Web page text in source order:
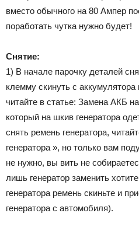
вместо обычного на 80 Ампер
поработать чутка нужно будет!
Снятие:
1) В начале парочку деталей
клемму скинуть с
читайте в статье: Замена АКБ
который на шкив генератора
снять ремень генератора,
генератора », но только вам
не нужно, вы вить не
лишь генератор заменить
генератора ремень скиньте и
генератора с автомобиля).